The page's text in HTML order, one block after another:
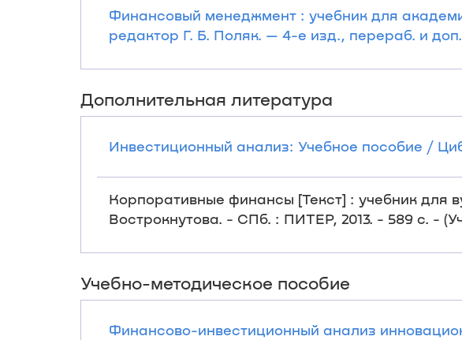
Финансовый менеджмент : учебник для
редактор Г. Б. Поляк. — 4-е изд., перераб. и
Дополнительная литература
Инвестиционный анализ: Учебное пособие /
Корпоративные финансы [Текст] : учебник для
Вострокнутова. - СПб. : ПИТЕР, 2013. - 589 с. -
Учебно-методическое пособие
Финансово-инвестиционный анализ